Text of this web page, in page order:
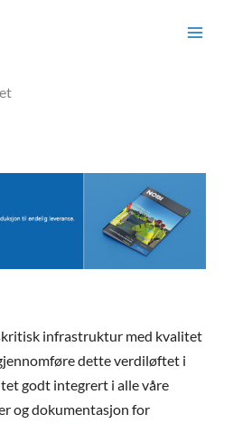
infrastruktur med kvalitet
dette verdiløftet i
godt integrert i alle våre
og dokumentasjon for